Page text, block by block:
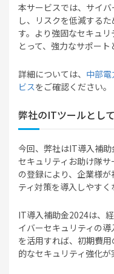
本サービスでは、サイ
し、リスクを低減する
す。より強固なセキュ
とって、強力なサポート
詳細については、 中部
ビスをご確認ください。
弊社のITツールとし
今回、弊社はIT導入補
セキュリティお助け隊
の登録により、企業様
ティ対策を導入しやすく
IT導入補助金2024は、
イバーセキュリティの
を活用すれば、初期費
的なセキュリティ強化が